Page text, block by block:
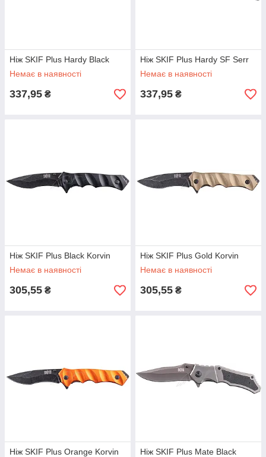
Ніж SKIF Plus Hardy Black
Немає в наявності
337,95 ₴
Ніж SKIF Plus Hardy SF Serr
Немає в наявності
337,95 ₴
Ніж SKIF Plus Black Korvin
Немає в наявності
305,55 ₴
Ніж SKIF Plus Gold Korvin
Немає в наявності
305,55 ₴
Ніж SKIF Plus Orange Korvin
Ніж SKIF Plus Mate Black